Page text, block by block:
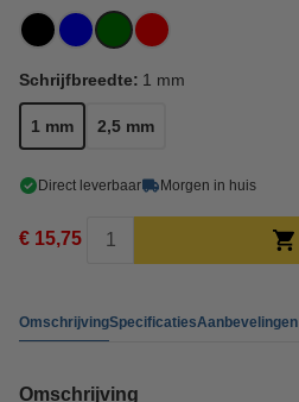
Schrijfbreedte: 1 mm
1 mm 2,5 mm
Direct leverbaar Morgen in huis
€ 15,75
OmschrijvingSpecificatiesAanbevelingen
Omschrijving